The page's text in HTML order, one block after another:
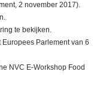
2 november 2017).
te bekijken.
Parlement van 6
NVC E-Workshop Food